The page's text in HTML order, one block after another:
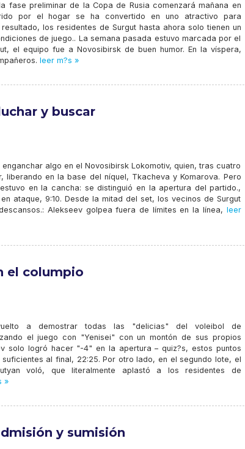
fase preliminar de la Copa de Rusia comenzará mañana en
por el hogar se ha convertido en uno atractivo para
los residentes de Surgut hasta ahora solo tienen un
de juego.. La semana pasada estuvo marcada por el
el equipo fue a Novosibirsk de buen humor. En la víspera,
leer m?s »
y buscar
algo en el Novosibirsk Lokomotiv, quien, tras cuatro
liberando en la base del níquel, Tkacheva y Komarova. Pero
en la cancha: se distinguió en la apertura del partido.,
ataque, 9:10. Desde la mitad del set, los vecinos de Surgut
Alekseev golpea fuera de límites en la línea, leer
el columpio
a demostrar todas las "delicias" del voleibol de
el juego con "Yenisei" con un montón de sus propios
solo logró hacer "-4" en la apertura – quiz?s, estos puntos
al final, 22:25. Por otro lado, en el segundo lote, el
voló, que literalmente aplastó a los residentes de
»
y sumisión